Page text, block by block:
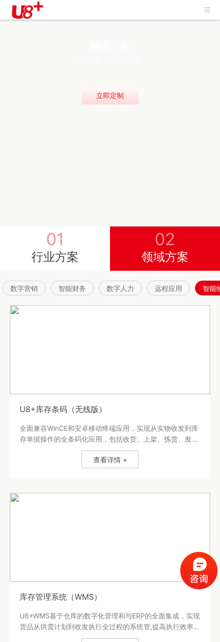
立即定制
01
行业方案
02
领域方案
数字营销 智能财务 数字人力 远程应用 智能
U8+库存条码（无线版）
全面兼容WinCE和安卓移动终端应用，实现从实物收发到库
存单据操作的全条码化应用，包括收货、上架、拣货、发
运、移库、装箱、盘点各环节。
查看详情 +
库存管理系统（WMS）
U8+WMS基于仓库的数字化管理和与ERP的全面集成，实现
货品从供需计划到收发执行全过程的系统管,提高执行效率和
精准度，实现跨地域、跨业务、跨系统的作业协同和数据共